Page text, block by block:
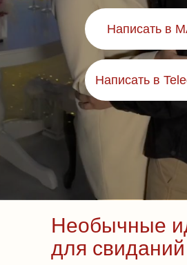
Написать в
Написать в
Необычные
для свиданий